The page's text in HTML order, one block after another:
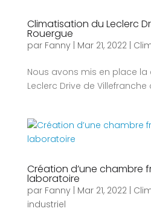
Climatisation du Leclerc
Rouergue
par Fanny| Mar 21, 2022|
Nous avons mis en place
Leclerc Drive de Villefranche
Création d’une chambre
laboratoire
par Fanny| Mar 21, 2022|
industriel